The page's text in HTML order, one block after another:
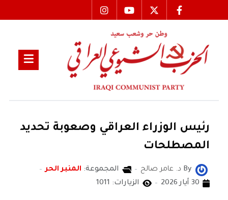
رئيس الوزراء العراقي وصعوبة تحديد
المصطلحات
By د. عامر صالح المجموعة: المنبر الحر
30 أيار 2026
الزيارات: 1011